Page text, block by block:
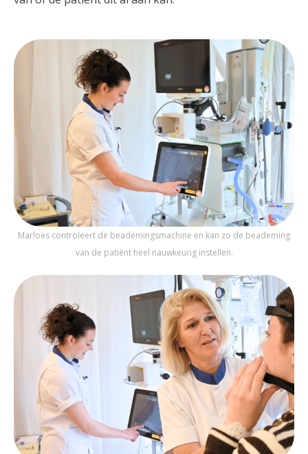
Marloes controleert de beademingsmachine en kan zo de beademing
van de patiënt heel nauwkeurig instellen.